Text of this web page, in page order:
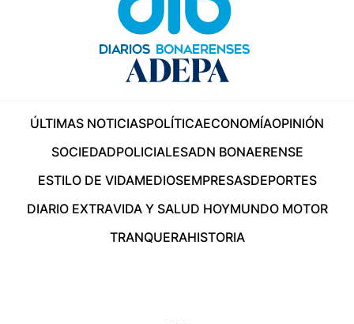
ÚLTIMAS NOTICIASPOLÍTICAECONOMÍAOPINIÓN
SOCIEDADPOLICIALESADN BONAERENSE
ESTILO DE VIDAMEDIOSEMPRESASDEPORTES
DIARIO EXTRAVIDA Y SALUD HOYMUNDO MOTOR
TRANQUERAHISTORIA